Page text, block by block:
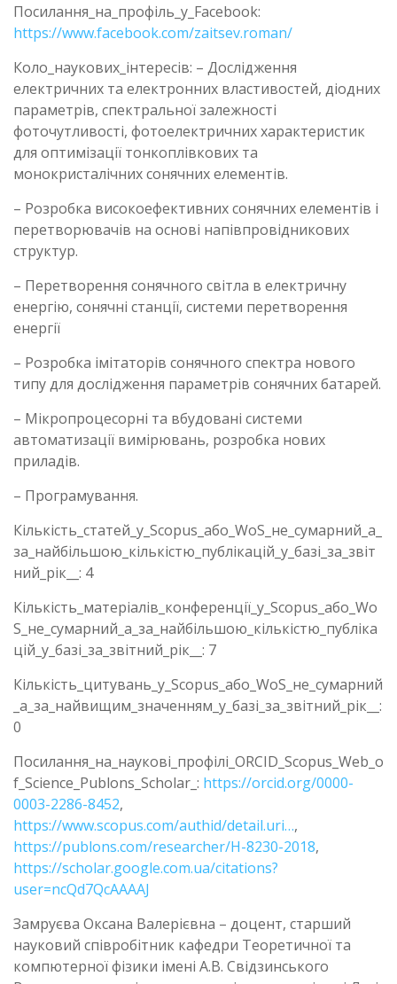
Посилання_на_профіль_у_Facebook:
https://www.facebook.com/zaitsev.roman/
Коло_наукових_інтересів: – Дослідження
електричних та електронних властивостей, діодних
параметрів, спектральної залежності
фоточутливості, фотоелектричних характеристик
для оптимізації тонкоплівкових та
монокристалічних сонячних елементів.
– Розробка високоефективних сонячних елементів і
перетворювачів на основі напівпровідникових
структур.
– Перетворення сонячного світла в електричну
енергію, сонячні станції, системи перетворення
енергії
– Розробка імітаторів сонячного спектра нового
типу для дослідження параметрів сонячних батарей.
– Мікропроцесорні та вбудовані системи
автоматизації вимірювань, розробка нових
приладів.
– Програмування.
Кількість_статей_у_Scopus_або_WoS_не_сумарний_а_
за_найбільшою_кількістю_публікацій_у_базі_за_звіт
ний_рік__: 4
Кількість_матеріалів_конференції_у_Scopus_або_Wo
S_не_сумарний_а_за_найбільшою_кількістю_публіка
цій_у_базі_за_звітний_рік__: 7
Кількість_цитувань_у_Scopus_або_WoS_не_сумарний
_а_за_найвищим_значенням_у_базі_за_звітний_рік__:
0
Посилання_на_наукові_профілі_ORCID_Scopus_Web_o
f_Science_Publons_Scholar_: https://orcid.org/0000-
0003-2286-8452,
https://www.scopus.com/authid/detail.uri…,
https://publons.com/researcher/H-8230-2018,
https://scholar.google.com.ua/citations?
user=ncQd7QcAAAAJ
Замруєва Оксана Валерієвна – доцент, старший
науковий співробітник кафедри Теоретичної та
компютерної фізики імені А.В. Свідзинського